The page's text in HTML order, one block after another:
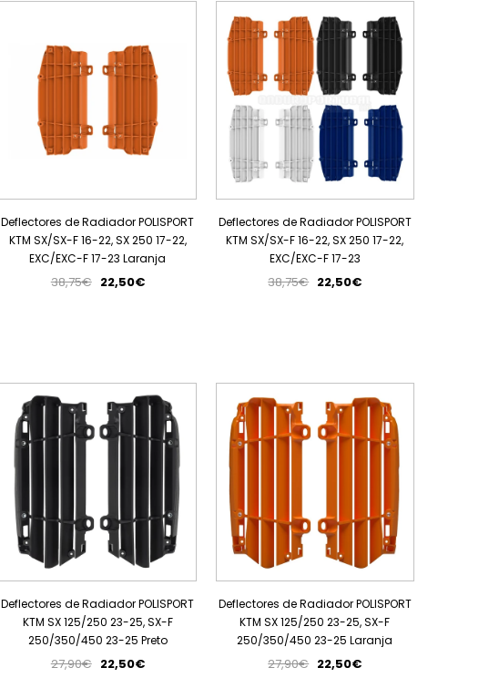
Deflectores de Radiador POLISPORT
KTM SX/SX-F 16-22, SX 250 17-22,
EXC/EXC-F 17-23 Laranja
38,75€ 22,50€
Deflectores de Radiador POLISPORT
KTM SX/SX-F 16-22, SX 250 17-22,
EXC/EXC-F 17-23
38,75€ 22,50€
PROMOÇÃO
Deflectores de Radiador POLISPORT
KTM SX 125/250 23-25, SX-F
250/350/450 23-25 Preto
27,90€ 22,50€
Deflectores de Radiador POLISPORT
KTM SX 125/250 23-25, SX-F
250/350/450 23-25 Laranja
27,90€ 22,50€